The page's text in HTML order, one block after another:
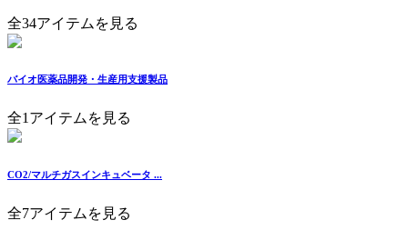
全34アイテムを見る
バイオ医薬品開発・生産用支援製品
全1アイテムを見る
CO2/マルチガスインキュベータ ...
全7アイテムを見る